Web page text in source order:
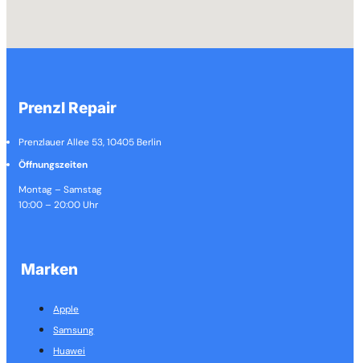
Prenzl Repair
Prenzlauer Allee 53, 10405 Berlin
Öffnungszeiten
Montag – Samstag
10:00 – 20:00 Uhr
Marken
Apple
Samsung
Huawei